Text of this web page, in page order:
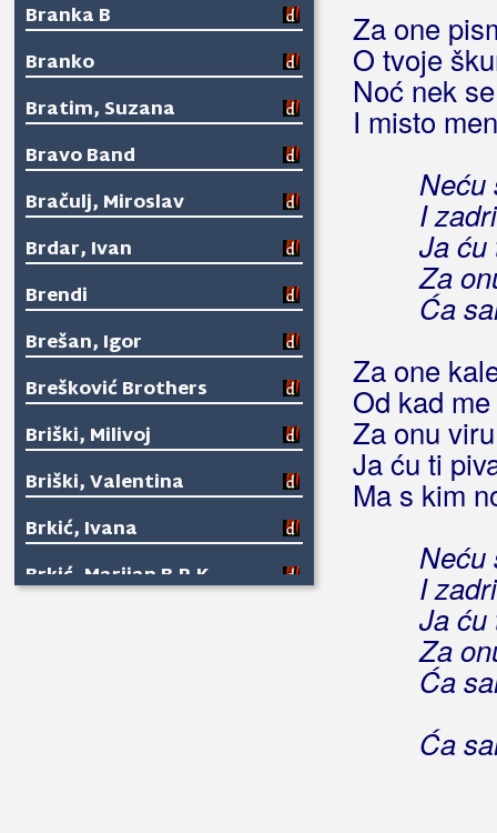
Branka B
Branko
Bratim, Suzana
Bravo Band
Bračulj, Miroslav
Brdar, Ivan
Brendi
Brešan, Igor
Brešković Brothers
Briški, Milivoj
Briški, Valentina
Brkić, Ivana
Brkić, Marijan B.R.K.
Za one
O tvoje
Noć nek
I misto
Neću
I
Ja ću
Za
Ća
Za one
Od kad
Za onu
Ja ću ti
Ma s kim
Neću
I
Ja ću
Za
Ća
Ća